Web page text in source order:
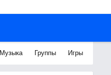
Музыка Группы Игры